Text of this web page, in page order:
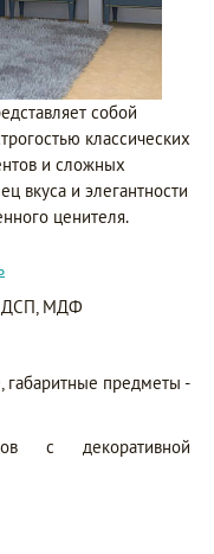
собой
классических
и сложных
вкуса и элегантности
ценителя.
ДСП, МДФ
габаритные предметы -
с декоративной